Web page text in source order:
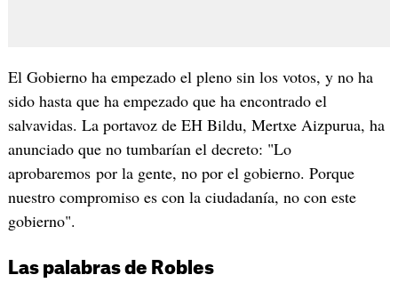
El Gobierno ha empezado el pleno sin los votos, y no ha
sido hasta que ha empezado que ha encontrado el
salvavidas. La portavoz de EH Bildu, Mertxe Aizpurua, ha
anunciado que no tumbarían el decreto: "Lo
aprobaremos por la gente, no por el gobierno. Porque
nuestro compromiso es con la ciudadanía, no con este
gobierno".
Las palabras de Robles